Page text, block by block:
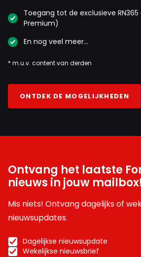
Toegang tot de exclusieve
Premium)
En nog veel meer…
* m.u.v. content van derden
ONTDEK DE MOGELIJKHEDEN
Ontvang het laatste
nieuws in jouw
Mis niets! Ontvang dagelijks of
nieuwsupdates.
Dagelijkse nieuwsupdate
Wekelijkse nieuwsbrief